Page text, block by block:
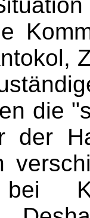
die
der
bei